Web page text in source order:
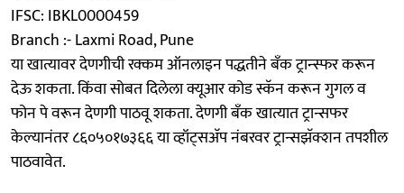
IFSC: IBKL0000459
Branch :- Laxmi Road, Pune
या खात्यावर देणगीची रक्कम ऑनलाइन पद्धतीने बँक ट्रान्स्फर करून
देऊ शकता. किंवा सोबत दिलेला क्यूआर कोड स्कॅन करून गुगल व
फोन पे वरून देणगी पाठवू शकता. देणगी बँक खात्यात ट्रान्सफर
केल्यानंतर ८६०५०१७३६६ या व्हॉट्सअ‍ॅप नंबरवर ट्रान्सझॅक्शन तपशील
पाठवावेत.